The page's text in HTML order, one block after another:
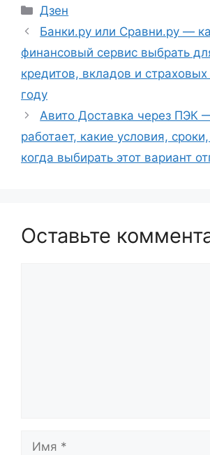
Рубрики
Дзен
Банки.ру или Сравни.ру —
финансовый сервис выбрать
кредитов, вкладов и
году
Авито Доставка через ПЭК
работает, какие условия,
когда выбирать этот вариант
Оставьте
Имя